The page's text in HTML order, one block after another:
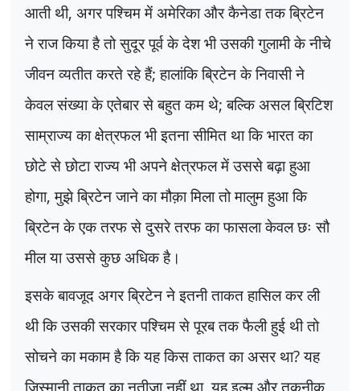
आती थी, अगर पश्चिम में अमेरिका और कैनेडा तक ब्रिटेन
ने राज किया है तो सुदूर पूर्व के देश भी उसकी गुलामी के नीचे
जीवन व्यतीत करते रहे हैं;हालांकि ब्रिटेन के निवासी ने
केवल संख्या के एतेबार से बहुत कम थे;बल्कि असल ब्रिटिश
साम्राज्य का क्षेत्रफल भी इतना सीमित था कि भारत का
छोटे से छोटा राज्य भी अपने क्षेत्रफल में उससे बढ़ा हुआ
होगा,मुझे ब्रिटेन जाने का मौक़ा मिला तो मालुम हुआ कि
ब्रिटेन के एक तरफ से दुसरे तरफ का फासला केवल छः सौ
मील या उससे कुछ अधिक है।
इसके बावजूद अगर ब्रिटेन ने इतनी ताकत हासिल कर ली
थी कि उसकी सरकार पश्चिम से पूरब तक फैली हुई थी तो
सोचने का मकाम है कि यह किस ताकत का असर था?यह